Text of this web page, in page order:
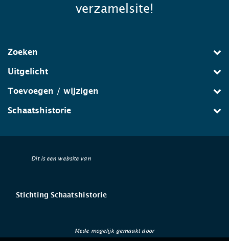
verzamelsite!
Zoeken
Uitgelicht
Toevoegen / wijzigen
Schaatshistorie
Dit is een website van
Stichting Schaatshistorie
Mede mogelijk gemaakt door